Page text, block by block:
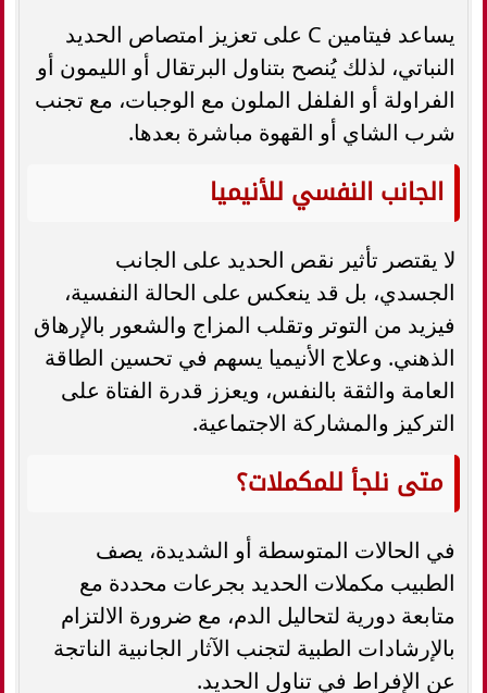
يساعد فيتامين C على تعزيز امتصاص الحديد
النباتي، لذلك يُنصح بتناول البرتقال أو الليمون أو
الفراولة أو الفلفل الملون مع الوجبات، مع تجنب
شرب الشاي أو القهوة مباشرة بعدها.
الجانب النفسي للأنيميا
لا يقتصر تأثير نقص الحديد على الجانب
الجسدي، بل قد ينعكس على الحالة النفسية،
فيزيد من التوتر وتقلب المزاج والشعور بالإرهاق
الذهني. وعلاج الأنيميا يسهم في تحسين الطاقة
العامة والثقة بالنفس، ويعزز قدرة الفتاة على
التركيز والمشاركة الاجتماعية.
متى نلجأ للمكملات؟
في الحالات المتوسطة أو الشديدة، يصف
الطبيب مكملات الحديد بجرعات محددة مع
متابعة دورية لتحاليل الدم، مع ضرورة الالتزام
بالإرشادات الطبية لتجنب الآثار الجانبية الناتجة
عن الإفراط في تناول الحديد.